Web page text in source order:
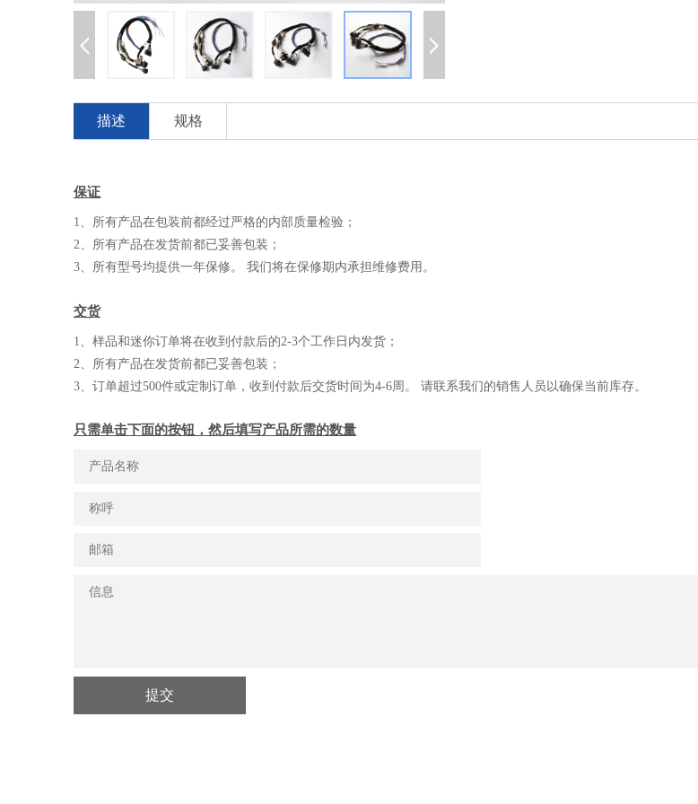
描述 规格
保证
1、所有产品在包装前都经过严格的内部质量检验；
2、所有产品在发货前都已妥善包装；
3、所有型号均提供一年保修。 我们将在保修期内承担维修费用。
交货
1、样品和迷你订单将在收到付款后的2-3个工作日内发货；
2、所有产品在发货前都已妥善包装；
3、订单超过500件或定制订单，收到付款后交货时间为4-6周。 请联系我们的销售人员以确保当前库存。
只需单击下面的按钮，然后填写产品所需的数量
提交